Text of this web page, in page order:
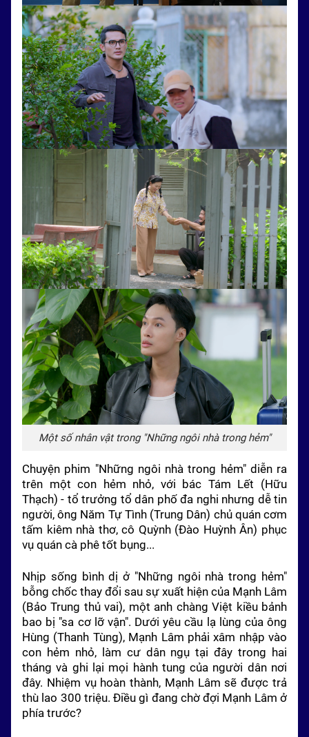
Một số nhân vật trong "Những ngôi nhà trong hẻm"
Chuyện phim "Những ngôi nhà trong hẻm" diễn ra
trên một con hẻm nhỏ, với bác Tám Lết (Hữu
Thạch) - tổ trưởng tổ dân phố đa nghi nhưng dễ tin
người, ông Năm Tự Tình (Trung Dân) chủ quán cơm
tấm kiêm nhà thơ, cô Quỳnh (Đào Huỳnh Ân) phục
vụ quán cà phê tốt bụng...
Nhịp sống bình dị ở "Những ngôi nhà trong hẻm"
bỗng chốc thay đổi sau sự xuất hiện của Mạnh Lâm
(Bảo Trung thủ vai), một anh chàng Việt kiều bảnh
bao bị "sa cơ lỡ vận". Dưới yêu cầu lạ lùng của ông
Hùng (Thanh Tùng), Mạnh Lâm phải xâm nhập vào
con hẻm nhỏ, làm cư dân ngụ tại đây trong hai
tháng và ghi lại mọi hành tung của người dân nơi
đây. Nhiệm vụ hoàn thành, Mạnh Lâm sẽ được trả
thù lao 300 triệu. Điều gì đang chờ đợi Mạnh Lâm ở
phía trước?